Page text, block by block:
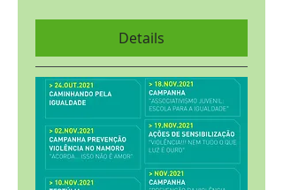
Details